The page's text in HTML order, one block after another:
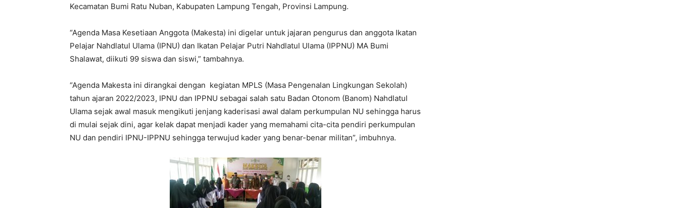
Kecamatan Bumi Ratu Nuban, Kabupaten Lampung Tengah, Provinsi Lampung.
“Agenda Masa Kesetiaan Anggota (Makesta) ini digelar untuk jajaran pengurus dan anggota Ikatan
Pelajar Nahdlatul Ulama (IPNU) dan Ikatan Pelajar Putri Nahdlatul Ulama (IPPNU) MA Bumi
Shalawat, diikuti 99 siswa dan siswi,” tambahnya.
“Agenda Makesta ini dirangkai dengan kegiatan MPLS (Masa Pengenalan Lingkungan Sekolah)
tahun ajaran 2022/2023, IPNU dan IPPNU sebagai salah satu Badan Otonom (Banom) Nahdlatul
Ulama sejak awal masuk mengikuti jenjang kaderisasi awal dalam perkumpulan NU sehingga harus
di mulai sejak dini, agar kelak dapat menjadi kader yang memahami cita-cita pendiri perkumpulan
NU dan pendiri IPNU-IPPNU sehingga terwujud kader yang benar-benar militan”, imbuhnya.